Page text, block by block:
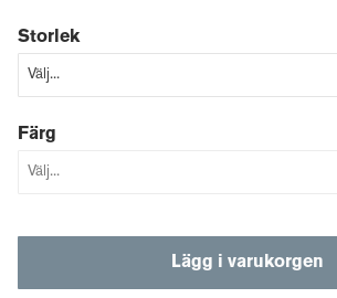
Storlek
Färg
Lägg i varukorgen